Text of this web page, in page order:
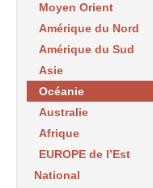
Moyen Orient
Amérique du Nord
Amérique du Sud
Asie
Océanie
Australie
Afrique
EUROPE de l’Est
National